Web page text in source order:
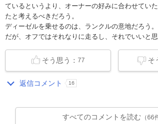
ているというより、オーナーの好みに合わせてい
たと考えるべきだろう。
ディーゼルを乗せるのは、ランクルの意地だろう。
だが、オフではそれなりに走るし、それでいいと思
そ
そう思う：77
返信コメント 16
すべてのコメントを読む （66